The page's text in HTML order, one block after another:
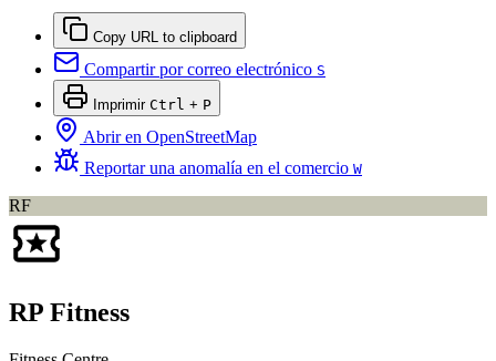
Copy URL to clipboard
Compartir por correo electrónico S
Imprimir Ctrl + P
Abrir en OpenStreetMap
Reportar una anomalía en el comercio W
RF
RP Fitness